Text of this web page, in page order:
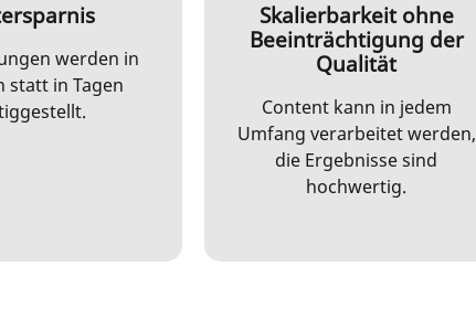
werden in
statt in Tagen
Skalierbarkeit ohne
Beeinträchtigung der
Qualität
Content kann in jedem
Umfang verarbeitet werden,
die Ergebnisse sind
hochwertig.